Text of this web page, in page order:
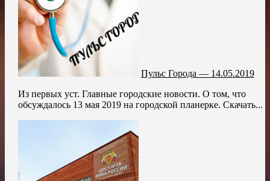
Пульс Города — 14.05.2019
Из первых уст. Главные городские новости. О том, что
обсуждалось 13 мая 2019 на городской планерке. Скачать...